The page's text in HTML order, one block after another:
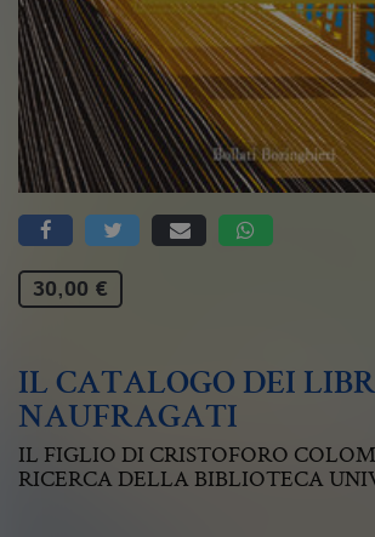
30,00 €
IL CATALOGO DEI
NAUFRAGATI
IL FIGLIO DI CRISTOFORO
RICERCA DELLA BIBLIOTECA